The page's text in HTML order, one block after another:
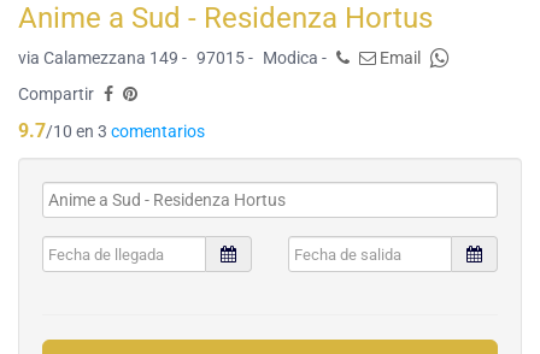
Anime a Sud - Residenza Hortus
via Calamezzana 149 - 97015 - Modica -
Email
Compartir
9.7/10 en 3 comentarios